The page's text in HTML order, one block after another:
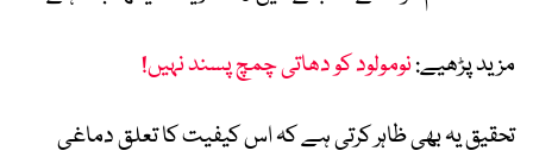
مزید پڑھیے:نومولود کو دھاتی چمچ پسند نہیں!
تحقیق یہ بھی ظاہر کرتی ہے کہ اس کیفیت کا تعلق دماغی